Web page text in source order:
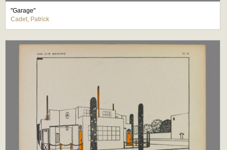
"Garage"
Cadet, Patrick